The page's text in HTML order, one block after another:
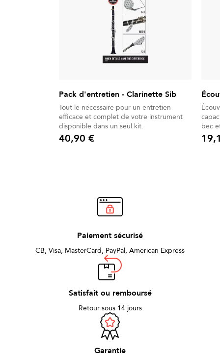
Pack d'entretien - Clarinette Sib
Tout le nécessaire pour un entretien
efficace et complet de votre instrument
disponible dans un seul kit.
Prix
40,90 €
bec
Prix
Paiement sécurisé
CB, Visa, MasterCard, PayPal, American Express
Satisfait ou remboursé
Retour sous 14 jours
Garantie